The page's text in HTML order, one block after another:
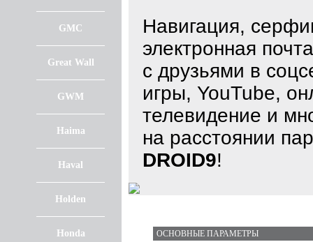
GMC
Great Wall
GWM
Haima
Haval
Holden
Honda
Навигация,
электронная
с друзьями в
игры, YouTube,
телевидение и
на расстоянии
DROID9!
ОСНОВНЫЕ ПАРАМЕТРЫ